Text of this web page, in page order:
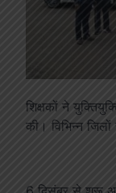
शिक्षकों ने
की। विभिन्न